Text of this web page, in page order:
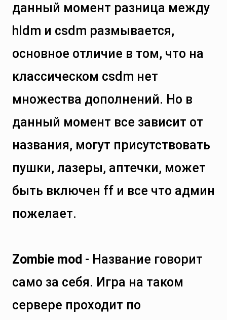
данный момент разница между
hldm и csdm размывается,
основное отличие в том, что на
классическом csdm нет
множества дополнений. Но в
данный момент все зависит от
названия, могут присутствовать
пушки, лазеры, аптечки, может
быть включен ff и все что админ
пожелает.
Zombie mod - Название говорит
само за себя. Игра на таком
сервере проходит по